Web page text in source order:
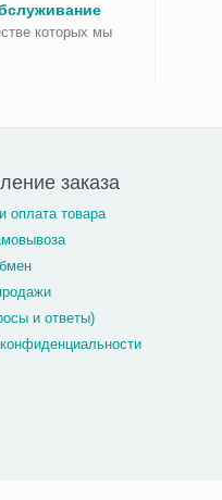
которых мы
заказа
оплата товара
и ответы)